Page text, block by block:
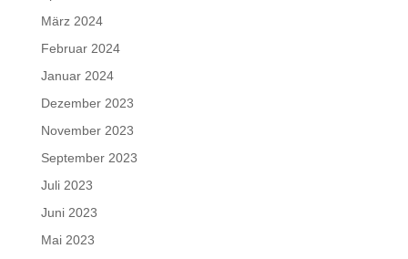
März 2024
Februar 2024
Januar 2024
Dezember 2023
November 2023
September 2023
Juli 2023
Juni 2023
Mai 2023